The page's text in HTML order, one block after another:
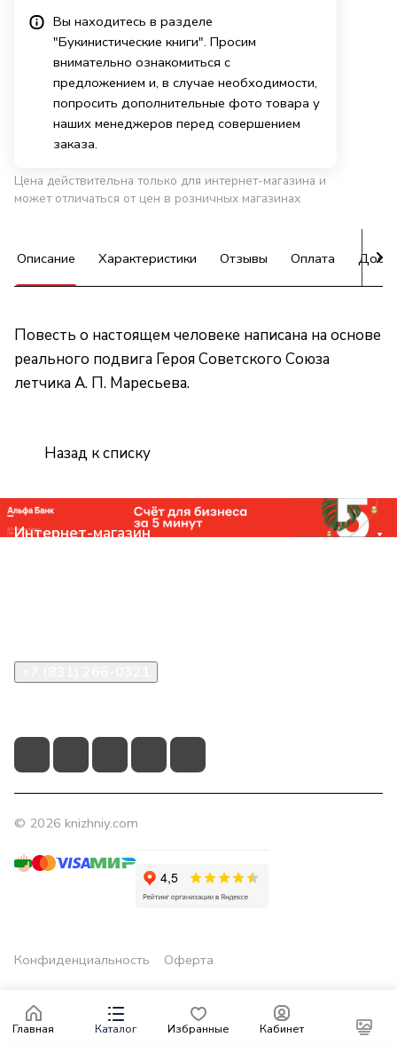
Вы находитесь в разделе
"Букинистические книги". Просим
внимательно ознакомиться с
предложением и, в случае необходимости,
попросить дополнительные фото товара у
наших менеджеров перед совершением
заказа.
Цена действительна только для интернет-магазина и
может отличаться от цен в розничных магазинах
Описание Характеристики Отзывы Оплата
Повесть о настоящем человеке написана на основе
реального подвига Героя Советского Союза
летчика А. П. Маресьева.
Назад к списку
Интернет-магазин
© 2026 knizhniy.com
Конфиденциальность Оферта
Главная Каталог Избранные Кабинет